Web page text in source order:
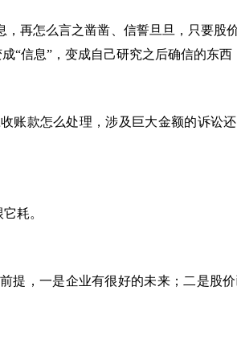
再怎么言之凿凿、信誓旦旦，只要
信息”，变成自己研究之后确信的东西
款怎么处理，涉及巨大金额的诉讼
耗。
，一是企业有很好的未来；二是股